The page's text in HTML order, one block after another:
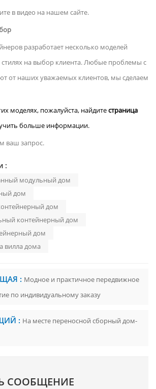
в видео на нашем сайте.
разработает несколько моделей
на выбор клиента. Любые проблемы с
от наших уважаемых клиентов, мы сделаем
моделях, пожалуйста, найдитестраница
больше информации.
ваш запрос.
:
модульный дом
дом
дом
контейнерный дом
дом
вилла дома
: Модное и практичное передвижное
по индивидуальному заказу
: На месте переносной сборный дом-
СООБЩЕНИЕ